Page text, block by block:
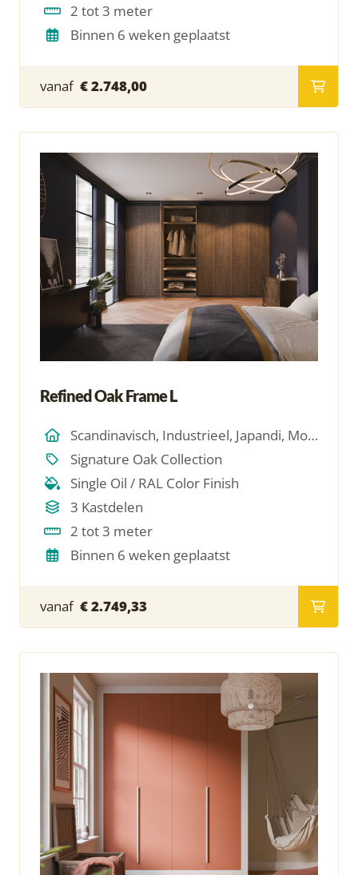
2 tot 3 meter
Binnen 6 weken geplaatst
vanaf € 2.748,00
Refined Oak Frame L
Scandinavisch, Industrieel, Japandi, Modern, Hotel Chique, Minimalistich
Signature Oak Collection
Single Oil / RAL Color Finish
3 Kastdelen
2 tot 3 meter
Binnen 6 weken geplaatst
vanaf € 2.749,33